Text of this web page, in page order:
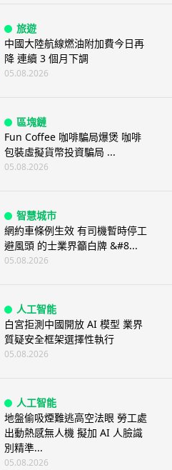
旅遊
中國大陸航線燃油附加費今日再
降 連續 3 個月下調
05.08.2026
區塊鏈
Fun Coffee 咖啡騙局爆煲 咖啡
包裝虛擬貨幣投資騙局 ...
05.08.2026
智慧城市
網約車條例生效 有司機暫時停工
避風頭 的士業界籲白牌 &#8...
05.08.2026
人工智能
白宮拒測中國開放 AI 模型 業界
質疑安全框架選擇性執行
05.08.2026
人工智能
地盤偷吸煙難逃高空法眼 勞工處
出動熱感無人機 擬加 AI 人臉識
別精準...
05.08.2026